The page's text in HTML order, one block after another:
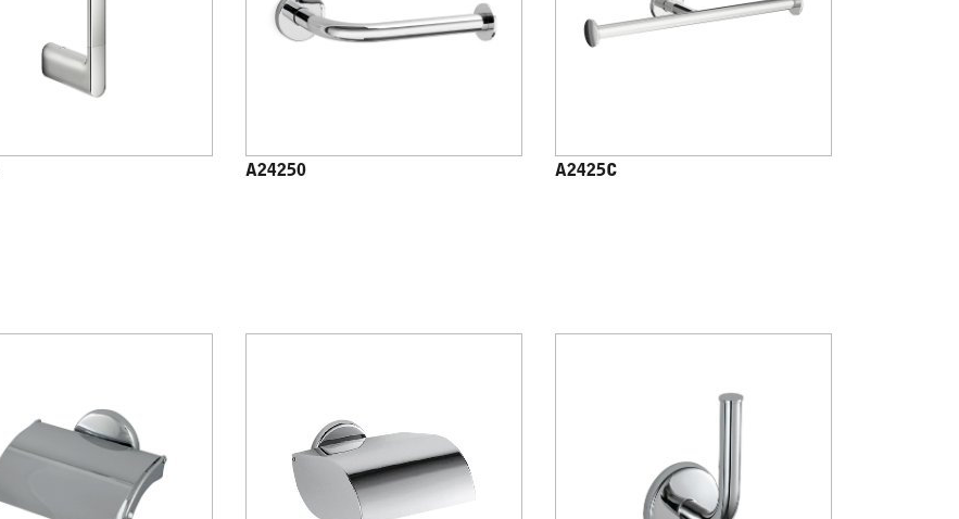
A24250 A2425C